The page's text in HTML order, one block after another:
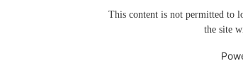
This content is not permitted to
the site